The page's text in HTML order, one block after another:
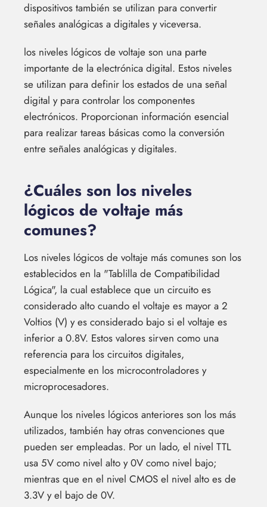
dispositivos también se utilizan para convertir
señales analógicas a digitales y viceversa.
los niveles lógicos de voltaje son una parte
importante de la electrónica digital. Estos niveles
se utilizan para definir los estados de una señal
digital y para controlar los componentes
electrónicos. Proporcionan información esencial
para realizar tareas básicas como la conversión
entre señales analógicas y digitales.
¿Cuáles son los niveles
lógicos de voltaje más
comunes?
Los niveles lógicos de voltaje más comunes son los
establecidos en la "Tablilla de Compatibilidad
Lógica", la cual establece que un circuito es
considerado alto cuando el voltaje es mayor a 2
Voltios (V) y es considerado bajo si el voltaje es
inferior a 0.8V. Estos valores sirven como una
referencia para los circuitos digitales,
especialmente en los microcontroladores y
microprocesadores.
Aunque los niveles lógicos anteriores son los más
utilizados, también hay otras convenciones que
pueden ser empleadas. Por un lado, el nivel TTL
usa 5V como nivel alto y 0V como nivel bajo;
mientras que en el nivel CMOS el nivel alto es de
3.3V y el bajo de 0V.